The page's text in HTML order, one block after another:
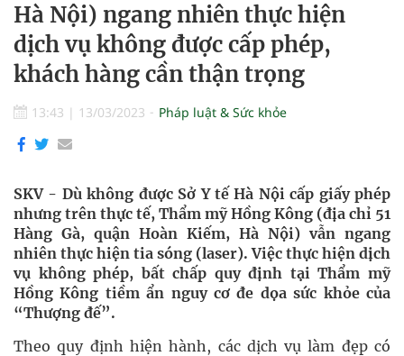
Hà Nội) ngang nhiên thực hiện
dịch vụ không được cấp phép,
khách hàng cần thận trọng
13:43 | 13/03/2023 Pháp luật & Sức khỏe
SKV - Dù không được Sở Y tế Hà Nội cấp giấy phép
nhưng trên thực tế, Thẩm mỹ Hồng Kông (địa chỉ 51
Hàng Gà, quận Hoàn Kiếm, Hà Nội) vẫn ngang
nhiên thực hiện tia sóng (laser). Việc thực hiện dịch
vụ không phép, bất chấp quy định tại Thẩm mỹ
Hồng Kông tiềm ẩn nguy cơ đe dọa sức khỏe của
“Thượng đế”.
Theo quy định hiện hành, các dịch vụ làm đẹp có